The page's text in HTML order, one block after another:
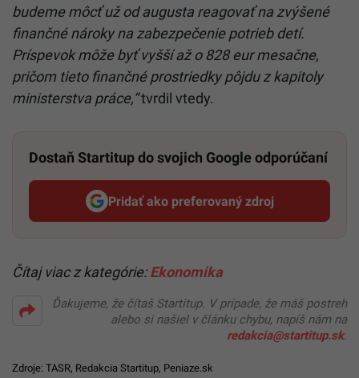
budeme môcť už od augusta reagovať na zvýšené
finančné nároky na zabezpečenie potrieb detí.
Príspevok môže byť vyšší až o 828 eur mesačne,
pričom tieto finančné prostriedky pôjdu z kapitoly
ministerstva práce,“tvrdil vtedy.
Dostaň Startitup do svojich Google odporúčaní
Pridať ako preferovaný zdroj
Startitup, odkaz sa otvorí v
Čítaj viac z kategórie:Ekonomika
Ďakujeme, že čítaš Startitup. V prípade, že máš postreh
alebo si našiel v článku chybu, napíš nám na
redakcia@startitup.sk.
Zdroje: TASR, Redakcia Startitup, Peniaze.sk